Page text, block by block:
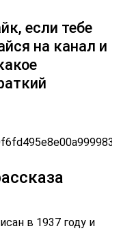
если тебе
на канал и
в 1937 году и